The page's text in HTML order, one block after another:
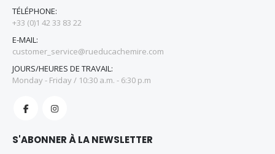
TÉLÉPHONE:
+33 (0)1 42 33 83 22
E-MAIL:
customer_service@rueducachemire.com
JOURS/HEURES DE TRAVAIL:
Monday - Friday / 10:30 a.m. - 6:30 p.m
S'ABONNER À LA NEWSLETTER